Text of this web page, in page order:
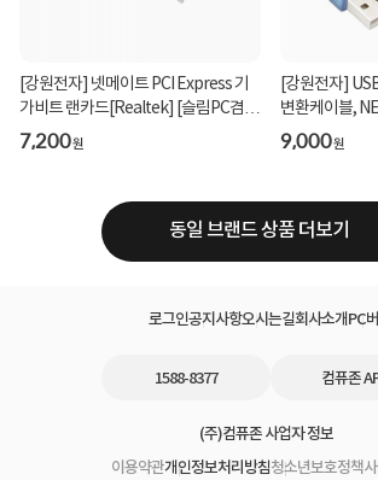
[강원전자] 넷메이트 PCI Express 기
가비트 랜카드[Realtek] [슬림PC겸
용] [NM-PL11 ]...
7,200원
[강원전자]
변환케이블,
명블루/0.45m]
9,000원
동일 브랜드 상품 더보기
로그인공지사항오시는길회사소개PC
1588-8377 컴퓨존
(주)컴퓨존 사업자 정보
이용약관개인정보처리방침청소년보호정책